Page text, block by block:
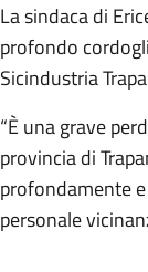
La sindaca di
profondo
Sicindustria
“È una grave
provincia di
profondamente
personale